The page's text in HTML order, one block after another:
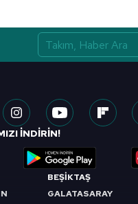
aşağıda yer alan
Çerezlere
tıklayabilir,
Çerez
edebilirsiniz.
Verilerin Korunması
Metnimizi okumak
olarak kullanılan
BEŞİKTAŞ
GALATASARAY
İNDİRİN!